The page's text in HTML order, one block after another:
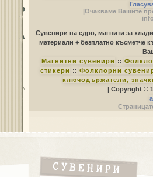
|Очакваме Вашите
Сувенири на едро, магнити за
материали + безплатно късметче
Магнитни сувенири ::
стикери :: Фолклорни
ключодържатели,
| Copyright ©